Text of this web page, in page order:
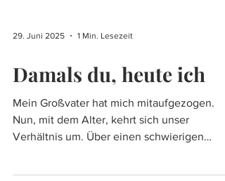
29. Juni 2025 1 Min. Lesezeit
Damals du, heute ich
Mein Großvater hat mich mitaufgezogen.
Verhältnis um. Über einen schwierigen